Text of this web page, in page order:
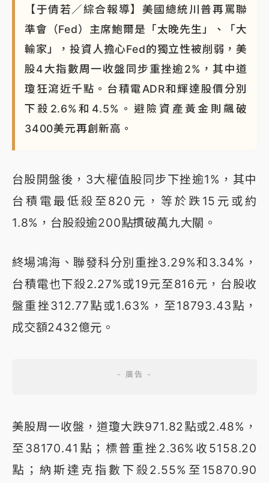
盟 兩大愛徒向他致
【于倩若／綜合報導】美國總統川普再罵聯
準會（Fed）主席鮑爾是「太晚先生」、「大
輸家」，投資人擔心Fed的獨立性被削弱，美
股4大指數周一收盤同步重挫逾2%，其中道
瓊狂瀉近千點。台積電ADR和輝達股價分別
下殺2.6%和4.5%。避險資產黃金則飆破
3400美元再創新高。
台股開盤後，3大權值股同步下挫逾1%，其中
台積電最低殺至820元，等於跌15元或約
1.8%，台股殺逾200點摜破萬九大關。
終場鴻海、聯發科分別重挫3.29%和3.34%，
台積電也下殺2.27%或19元至816元，台股收
盤重挫312.77點或1.63%，至18793.43點，
成交額2432億元。
美股周一收盤，道瓊大跌971.82點或2.48%，
至38170.41點；標普重挫2.36%收5158.20
點；納斯達克指數下殺2.55%至15870.90